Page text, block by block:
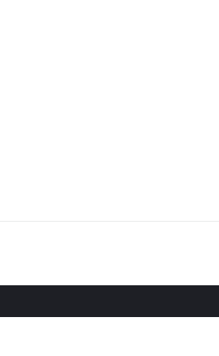
Uns kontaktieren